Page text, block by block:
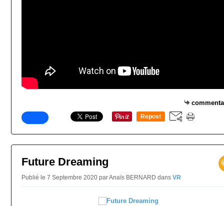
Repost
Future Dreaming
Publié le 7 Septembre 2020 par Anaïs BERNARD dans VR